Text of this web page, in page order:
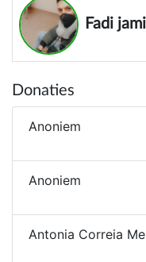
Fadi
Donaties
Anoniem
Anoniem
Antonia Correia